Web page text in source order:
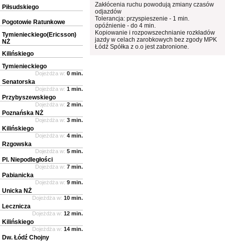
Zakłócenia ruchu powodują zmiany czasów
odjazdów
Tolerancja: przyspieszenie - 1 min.
opóźnienie - do 4 min.
Kopiowanie i rozpowszechnianie rozkładów
jazdy w celach zarobkowych bez zgody MPK
Łódź Spółka z o.o jest zabronione.
Piłsudskiego
Pogotowie Ratunkowe
Tymienieckiego(Ericsson)
NŻ
Kilińskiego
Tymienieckiego
Dojeżdża w: 0 min.
Senatorska
Dojeżdża w: 1 min.
Przybyszewskiego
Dojeżdża w: 2 min.
Poznańska NŻ
Dojeżdża w: 3 min.
Kilińskiego
Dojeżdża w: 4 min.
Rzgowska
Dojeżdża w: 5 min.
Pl. Niepodległości
Dojeżdża w: 7 min.
Pabianicka
Dojeżdża w: 9 min.
Unicka NŻ
Dojeżdża w: 10 min.
Lecznicza
Dojeżdża w: 12 min.
Kilińskiego
Dojeżdża w: 14 min.
Dw. Łódź Chojny